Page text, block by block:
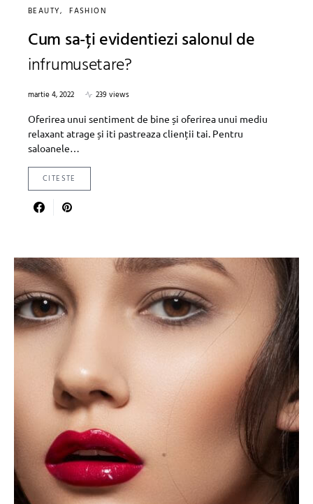
BEAUTY FASHION
Cum sa-ți evidentiezi salonul de
infrumusetare?
martie 4, 2022
239 views
Oferirea unui sentiment de bine și oferirea unui mediu
relaxant atrage și iti pastreaza clienții tai. Pentru
saloanele…
CITESTE